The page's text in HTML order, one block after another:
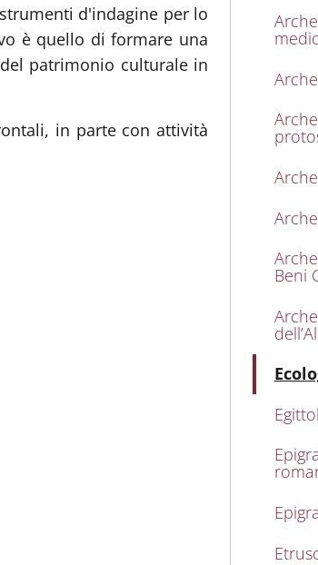
d'indagine per lo
è quello di formare una
patrimonio culturale in
in parte con attività
Beni